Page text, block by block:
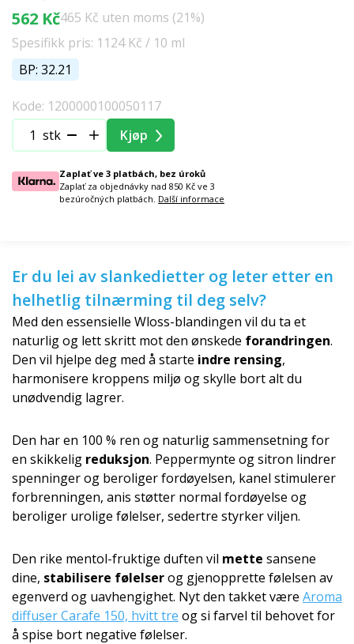
562 Kč465 Kč uten moms (21%)
Spesifikk pris: 1124 Kč / 10 ml
BP: 32.21
Kode: 1200000100050117
stk
Kjøp
Zaplať ve 3 platbách, bez úroků
Zaplať za objednávky nad 850 Kč ve 3
bezúročných platbách. Další informace
Er du lei av slankedietter og leter etter en
helhetlig tilnærming til deg selv?
Med den essensielle Wloss-blandingen vil du ta et
naturlig og lett skritt mot den ønskede forandringen.
Den vil hjelpe deg med å starte indre rensing,
harmonisere kroppens miljø og skylle bort alt du
unødvendig lagrer.
Den har en 100 % ren og naturlig sammensetning for
en skikkelig reduksjon. Peppermynte og sitron lindrer
spenninger og beroliger fordøyelsen, kanel stimulerer
forbrenningen, anis støtter normal fordøyelse og
beroliger urolige følelser, sedertre styrker viljen.
Den rike mentol-fruktige duften vil mette sansene
dine, stabilisere følelserog gjenopprette følelsen av
egenverd og uavhengighet. Nyt den takket være Aroma
diffuser Carafe 150, hvitt tre og si farvel til behovet for
å spise bort negative følelser.